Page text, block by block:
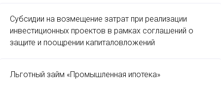
Субсидии на возмещение затрат при реализации
инвестиционных проектов в рамках соглашений о
защите и поощрении капиталовложений
Льготный займ «Промышленная ипотека»